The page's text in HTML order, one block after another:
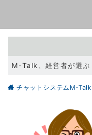
WEBサイトリニュー
チャットシステムM-Talk